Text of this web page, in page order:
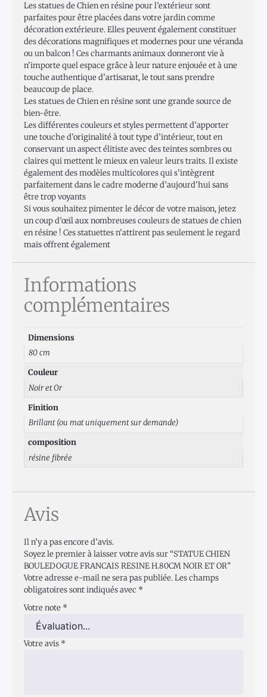
Les statues de Chien en résine pour l’extérieur sont
parfaites pour être placées dans votre jardin comme
décoration extérieure. Elles peuvent également constituer
des décorations magnifiques et modernes pour une véranda
ou un balcon ! Ces charmants animaux donneront vie à
n’importe quel espace grâce à leur nature enjouée et à une
touche authentique d’artisanat, le tout sans prendre
beaucoup de place.
Les statues de Chien en résine sont une grande source de
bien-être.
Les différentes couleurs et styles permettent d’apporter
une touche d’originalité à tout type d’intérieur, tout en
conservant un aspect élitiste avec des teintes sombres ou
claires qui mettent le mieux en valeur leurs traits. Il existe
également des modèles multicolores qui s’intègrent
parfaitement dans le cadre moderne d’aujourd’hui sans
être trop voyants
Si vous souhaitez pimenter le décor de votre maison, jetez
un coup d’œil aux nombreuses couleurs de statues de chien
en résine ! Ces statuettes n’attirent pas seulement le regard
mais offrent également
Informations
complémentaires
Dimensions
80 cm
Couleur
Noir et Or
Finition
Brillant (ou mat uniquement sur demande)
composition
résine fibrée
Avis
Il n’y a pas encore d’avis.
Soyez le premier à laisser votre avis sur “STATUE CHIEN
BOULEDOGUE FRANCAIS RESINE H.80CM NOIR ET OR”
Votre adresse e-mail ne sera pas publiée.Les champs
obligatoires sont indiqués avec *
Votre note *
Votre avis *